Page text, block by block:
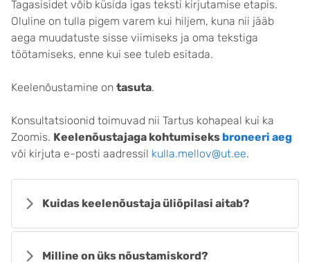
Tagasisidet võib küsida igas teksti kirjutamise etapis.
Oluline on tulla pigem varem kui hiljem, kuna nii jääb
aega muudatuste sisse viimiseks ja oma tekstiga
töötamiseks, enne kui see tuleb esitada.
Keelenõustamine on tasuta.
Konsultatsioonid toimuvad nii Tartus kohapeal kui ka
Zoomis. Keelenõustajaga kohtumiseks broneeri aeg
või kirjuta e-posti aadressil kulla.mellov@ut.ee.
Kuidas keelenõustaja üliõpilasi aitab?
Milline on üks nõustamiskord?